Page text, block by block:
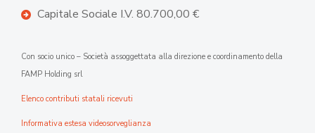
Capitale Sociale I.V. 80.700,00 €
Con socio unico – Società assoggettata alla direzione e coordinamento della
FAMP Holding srl
Elenco contributi statali ricevuti
Informativa estesa videosorveglianza